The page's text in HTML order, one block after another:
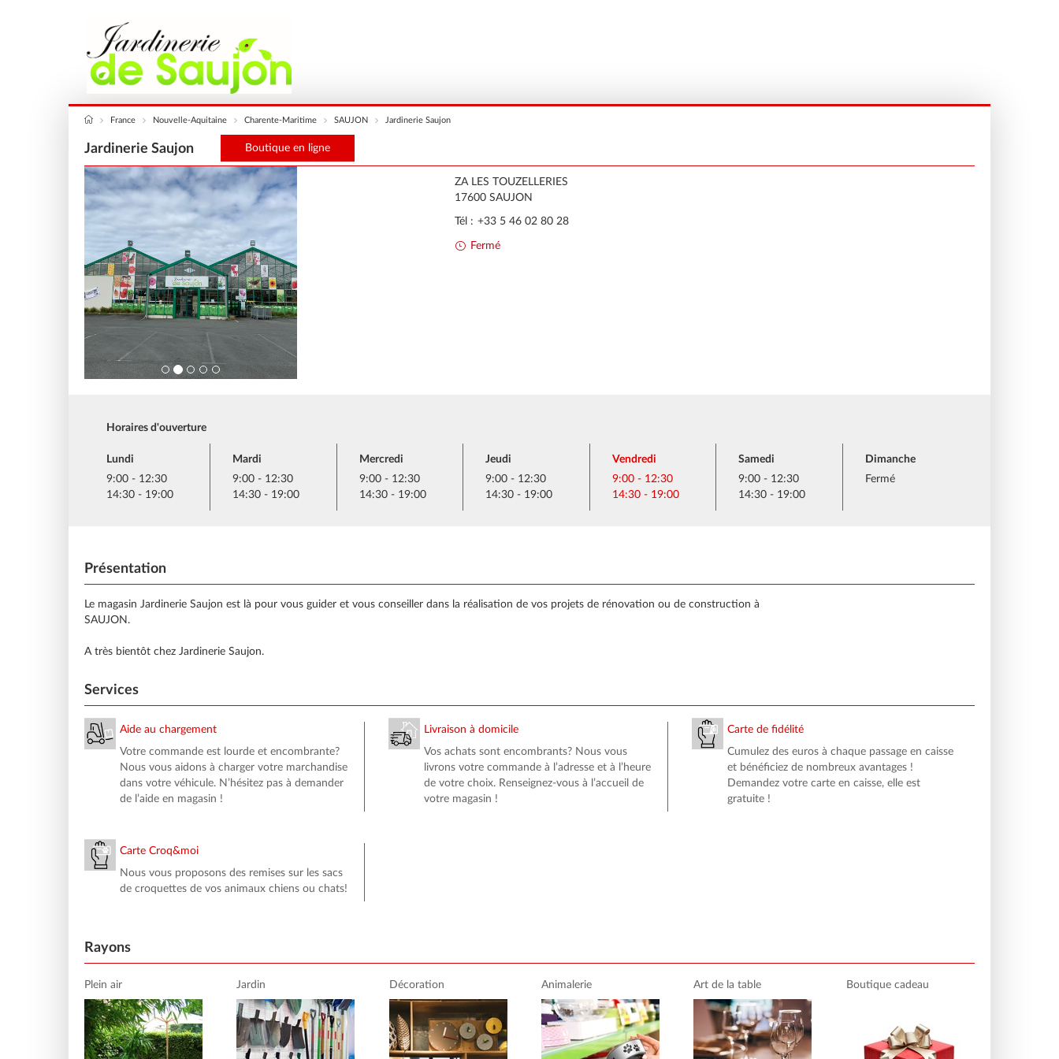
France Nouvelle-Aquitaine Charente-Maritime SAUJON Jardinerie Saujon
Jardinerie Saujon Boutique en ligne
ZA LES TOUZELLERIES
17600 SAUJON
Tél : +33 5 46 02 80 28
Fermé
Horaires d'ouverture
Lundi
9:00 - 12:30
14:30 - 19:00
Mardi
9:00 - 12:30
14:30 - 19:00
Mercredi
9:00 - 12:30
14:30 - 19:00
Jeudi
9:00 - 12:30
14:30 - 19:00
Vendredi
9:00 - 12:30
14:30 - 19:00
Samedi
9:00 - 12:30
14:30 - 19:00
Dimanche
Fermé
Présentation
Le magasin Jardinerie Saujon est là pour vous guider et vous conseiller dans la réalisation de vos projets de rénovation ou de construction à
SAUJON.
A très bientôt chez Jardinerie Saujon.
Services
Aide au chargement
Votre commande est lourde et encombrante?
Nous vous aidons à charger votre marchandise
dans votre véhicule. N’hésitez pas à demander
de l’aide en magasin !
Livraison à domicile
Vos achats sont encombrants? Nous vous
livrons votre commande à l’adresse et à l’heure
de votre choix. Renseignez-vous à l’accueil de
votre magasin !
Carte de fidélité
Cumulez des euros à chaque passage en caisse
et bénéficiez de nombreux avantages !
Demandez votre carte en caisse, elle est
gratuite !
Carte Croq&moi
Nous vous proposons des remises sur les sacs
de croquettes de vos animaux chiens ou chats!
Rayons
Plein air Jardin Décoration Animalerie Art de la table Boutique cadeau